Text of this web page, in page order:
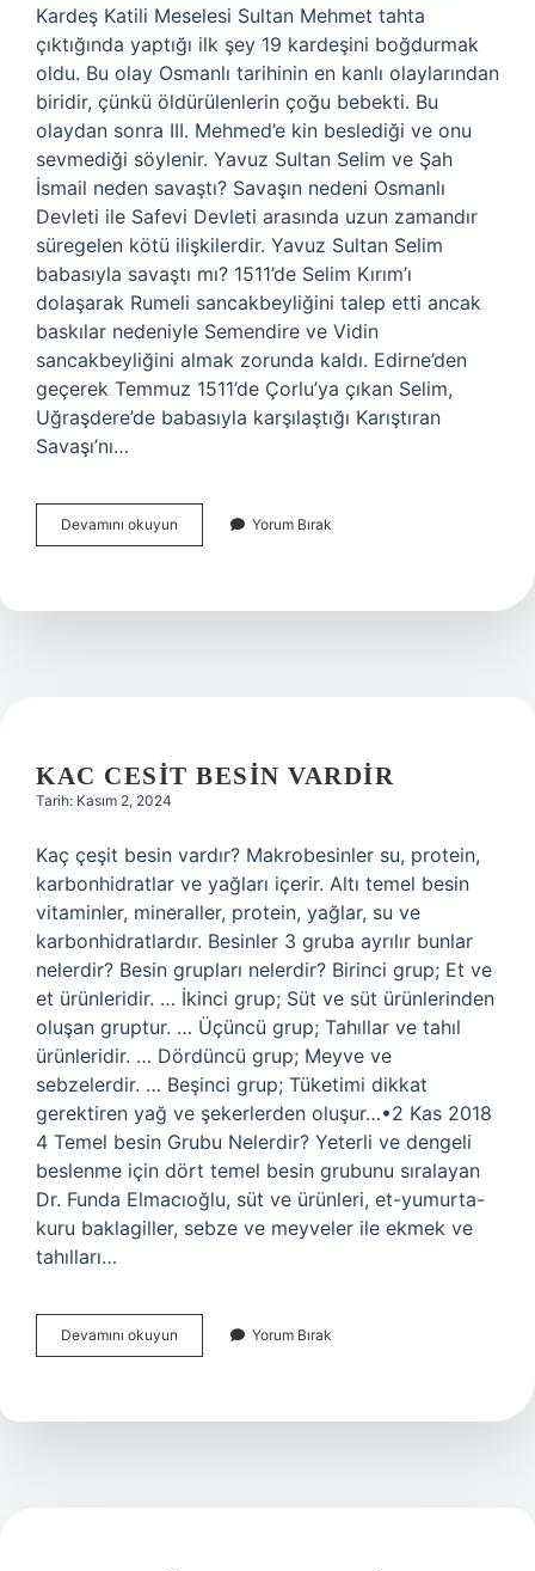
Kardeş Katili Meselesi Sultan Mehmet tahta
çıktığında yaptığı ilk şey 19 kardeşini boğdurmak
oldu. Bu olay Osmanlı tarihinin en kanlı olaylarından
biridir, çünkü öldürülenlerin çoğu bebekti. Bu
olaydan sonra III. Mehmed’e kin beslediği ve onu
sevmediği söylenir. Yavuz Sultan Selim ve Şah
İsmail neden savaştı? Savaşın nedeni Osmanlı
Devleti ile Safevi Devleti arasında uzun zamandır
süregelen kötü ilişkilerdir. Yavuz Sultan Selim
babasıyla savaştı mı? 1511’de Selim Kırım’ı
dolaşarak Rumeli sancakbeyliğini talep etti ancak
baskılar nedeniyle Semendire ve Vidin
sancakbeyliğini almak zorunda kaldı. Edirne’den
geçerek Temmuz 1511’de Çorlu’ya çıkan Selim,
Uğraşdere’de babasıyla karşılaştığı Karıştıran
Savaşı’nı…
Devamını okuyun
Sultan
Katletti
Yorum Bırak
KAC CESIT BESIN VARDIR
Tarih: Kasım 2, 2024
Kaç çeşit besin vardır? Makrobesinler su, protein,
karbonhidratlar ve yağları içerir. Altı temel besin
vitaminler, mineraller, protein, yağlar, su ve
karbonhidratlardır. Besinler 3 gruba ayrılır bunlar
nelerdir? Besin grupları nelerdir? Birinci grup; Et ve
et ürünleridir. … İkinci grup; Süt ve süt ürünlerinden
oluşan gruptur. … Üçüncü grup; Tahıllar ve tahıl
ürünleridir. … Dördüncü grup; Meyve ve
sebzelerdir. … Beşinci grup; Tüketimi dikkat
gerektiren yağ ve şekerlerden oluşur…•2 Kas 2018
4 Temel besin Grubu Nelerdir? Yeterli ve dengeli
beslenme için dört temel besin grubunu sıralayan
Dr. Funda Elmacıoğlu, süt ve ürünleri, et-yumurta-
kuru baklagiller, sebze ve meyveler ile ekmek ve
tahılları…
Devamını okuyun
Cesit
Yorum Bırak